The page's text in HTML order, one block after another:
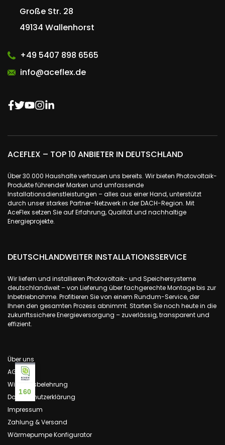
Große Str. 28
49134 Wallenhorst
+49 5407 898 6565
info@aceflex.de
ACEFLEX – TOP 10 ANBIETER IN DEUTSCHLAND
Über 30.000 Haushalte vertrauen uns bereits. Wir bieten Photovoltaik-
Produkte führender Marken und umfassende
Installationsdienstleistungen – alles aus einer Hand, unterstützt
durch unser starkes Partner-Netzwerk in der DACH-Region. Mit
AceFlex setzen Sie auf Erfahrung, Qualität und nachhaltige
Energieprojekte.
DEUTSCHLANDWEITER INSTALLATIONSSERVICE
Wir liefern und installieren Photovoltaik- und Speichersysteme
deutschlandweit – von Lieferung über fachgerechte Montage bis zur
Inbetriebnahme. Profitieren Sie von einem Rundum-Service, der
Ihnen den gesamten Prozess abnimmt. Starten Sie noch heute in die
zukunftssichere Energieversorgung – zuverlässig, transparent und
effizient.
Über uns
AGB
Widerrufsbelehrung
Datenschutzerklärung
Impressum
Zahlung & Versand
Wärmepumpe Konfigurator
160